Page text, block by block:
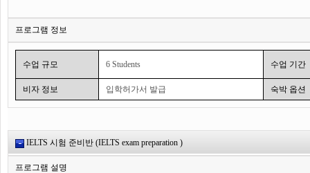
커리큘럼:
수업은 적절한 문법 구조와 함께 비지니스 세계에서 가장 필요로 하는 어휘와 관
상황을 연습해볼 수 있는 상호 소통적인 수업으로 진행됩니다. 비지니스 영어코
이슈가 되고 있는 시사 비지니스 소식들도 다룹니다. 학생들은 현재 문제되는
수업 시간:
합니다.
프로그램 정보
수업 규모 6 Students 수업 기간
비자 정보 입학허가서 발급 숙박 옵션
IELTS 시험 준비반 (IELTS exam preparation )
프로그램 설명